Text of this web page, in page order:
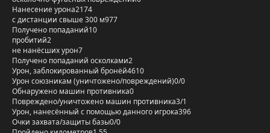
Нанесение урона2174
с дистанции свыше 300 м977
Получено попаданий10
пробитий2
не нанёсших урон7
Получено попаданий осколками2
Урон, заблокированный бронёй4610
Урон союзникам (уничтожено/повреждений)0/0
Обнаружено машин противника0
Повреждено/уничтожено машин противника3/1
Урон, нанесённый с помощью данного игрока396
Очки захвата/защиты базы0/0